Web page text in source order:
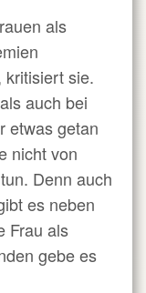
als
kritisiert sie.
auch bei
etwas getan
nicht von
Denn auch
es neben
Frau als
gebe es